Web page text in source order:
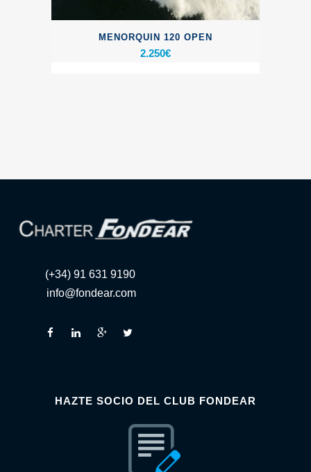
MENORQUIN 120 OPEN
2.250€
(+34) 91 631 9190
info@fondear.com
HAZTE SOCIO DEL CLUB FONDEAR